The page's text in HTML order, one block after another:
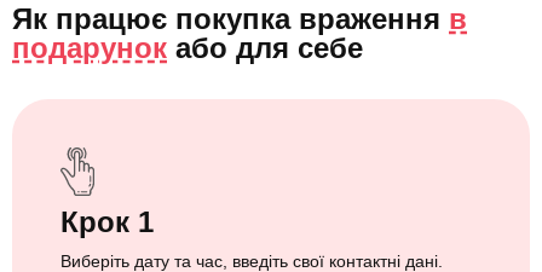
Як працює покупка враження в
подарунок або для себе
Крок 1
Виберіть дату та час, введіть свої контактні дані.